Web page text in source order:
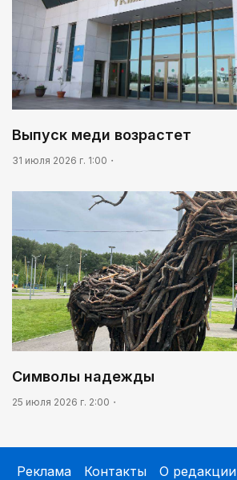
Выпуск меди возрастет
31 июля 2026 г. 1:00
Символы надежды
25 июля 2026 г. 2:00
Реклама Контакты
О редакции